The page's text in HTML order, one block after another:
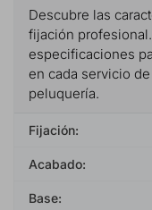
Descubre las
fijación
especificaciones
en cada servicio
peluquería.
Fijación:
Acabado:
Base: